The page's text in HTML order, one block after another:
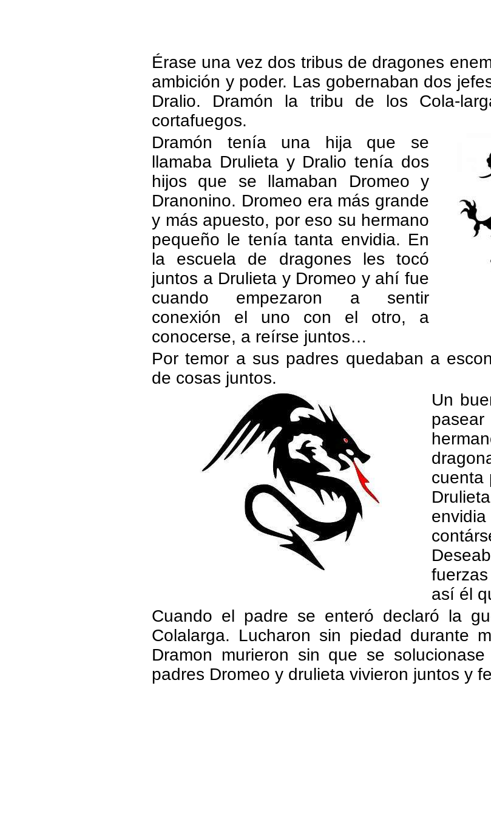
Érase una vez dos tribus de dragones
ambición y poder. Las gobernaban dos
Dralio. Dramón la tribu de los Cola-
cortafuegos.
Dramón tenía una hija que se
llamaba Drulieta y Dralio tenía dos
hijos que se llamaban Dromeo y
Dranonino. Dromeo era más grande
y más apuesto, por eso su hermano
pequeño le tenía tanta envidia. En
la escuela de dragones les tocó
juntos a Drulieta y Dromeo y ahí fue
cuando empezaron a sentir
conexión el uno con el otro, a
conocerse, a reírse juntos…
Por temor a sus padres quedaban a
de cosas juntos.
Un
cuenta
así él
Cuando el padre se enteró declaró la
Colalarga. Lucharon sin piedad durante
Dramon murieron sin que se
padres Dromeo y drulieta vivieron juntos y